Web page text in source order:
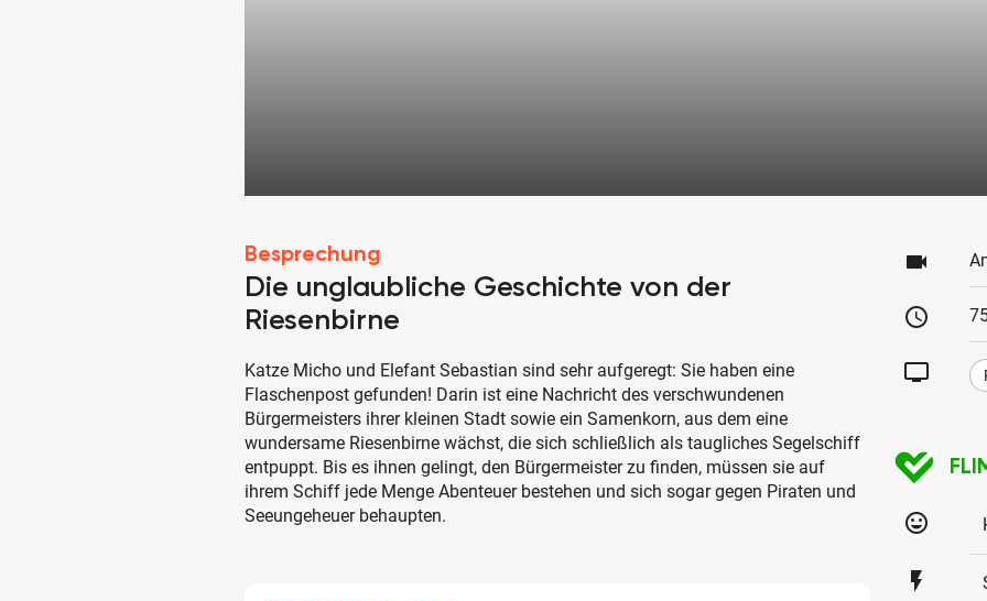
Besprechung
Die unglaubliche Geschichte von der
Riesenbirne
Katze Micho und Elefant Sebastian sind sehr aufgeregt: Sie haben eine
Flaschenpost gefunden! Darin ist eine Nachricht des verschwundenen
Bürgermeisters ihrer kleinen Stadt sowie ein Samenkorn, aus dem eine
wundersame Riesenbirne wächst, die sich schließlich als taugliches Segelschiff
entpuppt. Bis es ihnen gelingt, den Bürgermeister zu finden, müssen sie auf
ihrem Schiff jede Menge Abenteuer bestehen und sich sogar gegen Piraten und
Seeungeheuer behaupten.
videocam
schedule
tv
tag_faces
flash_on